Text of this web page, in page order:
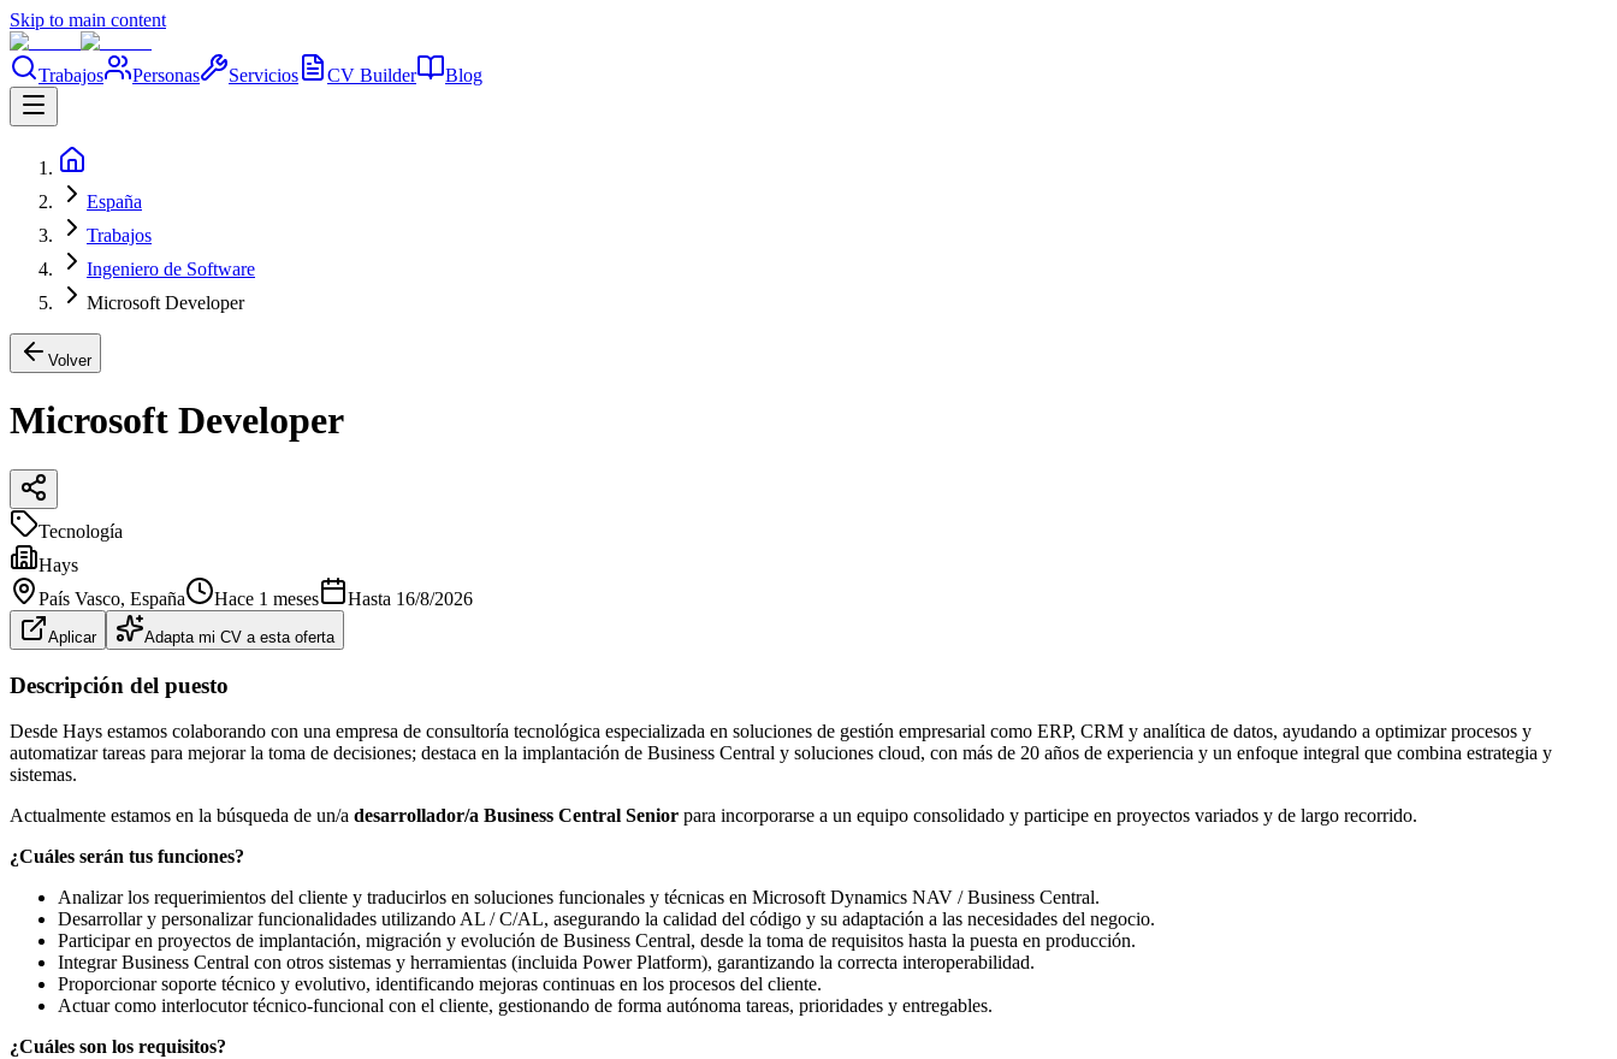
Skip to main content
Trabajos Personas Servicios CV Builder Blog
España
Trabajos
Ingeniero de Software
Microsoft Developer
Volver
Microsoft Developer
Tecnología
Hays
País Vasco, España Hace 1 meses Hasta 16/8/2026
Aplicar Adapta mi CV a esta oferta
Descripción del puesto
Desde Hays estamos colaborando con una empresa de consultoría tecnológica especializada en soluciones de gestión empresarial como ERP, CRM y analítica de datos, ayudando a optimizar procesos y
automatizar tareas para mejorar la toma de decisiones; destaca en la implantación de Business Central y soluciones cloud, con más de 20 años de experiencia y un enfoque integral que combina estrategia y
sistemas.
Actualmente estamos en la búsqueda de un/a desarrollador/a Business Central Senior para incorporarse a un equipo consolidado y participe en proyectos variados y de largo recorrido.
¿Cuáles serán tus funciones?
Analizar los requerimientos del cliente y traducirlos en soluciones funcionales y técnicas en Microsoft Dynamics NAV / Business Central.
Desarrollar y personalizar funcionalidades utilizando AL / C/AL, asegurando la calidad del código y su adaptación a las necesidades del negocio.
Participar en proyectos de implantación, migración y evolución de Business Central, desde la toma de requisitos hasta la puesta en producción.
Integrar Business Central con otros sistemas y herramientas (incluida Power Platform), garantizando la correcta interoperabilidad.
Proporcionar soporte técnico y evolutivo, identificando mejoras continuas en los procesos del cliente.
Actuar como interlocutor técnico-funcional con el cliente, gestionando de forma autónoma tareas, prioridades y entregables.
¿Cuáles son los requisitos?